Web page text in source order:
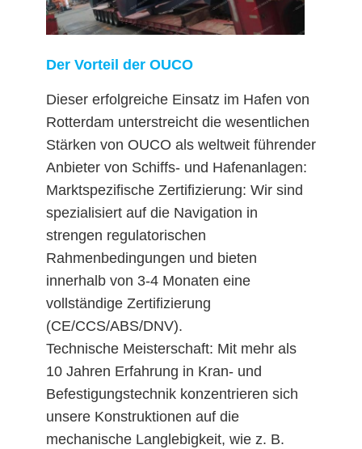
Der Vorteil der OUCO
Dieser erfolgreiche Einsatz im Hafen von
Rotterdam unterstreicht die wesentlichen
Stärken von OUCO als weltweit führender
Anbieter von Schiffs- und Hafenanlagen:
Marktspezifische Zertifizierung: Wir sind
spezialisiert auf die Navigation in
strengen regulatorischen
Rahmenbedingungen und bieten
innerhalb von 3-4 Monaten eine
vollständige Zertifizierung
(CE/CCS/ABS/DNV).
Technische Meisterschaft: Mit mehr als
10 Jahren Erfahrung in Kran- und
Befestigungstechnik konzentrieren sich
unsere Konstruktionen auf die
mechanische Langlebigkeit, wie z. B.